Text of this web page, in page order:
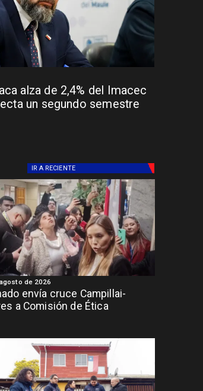
alza de 2,4% del Imacec
un segundo semestre
IR A RECIENTE
envía cruce Campillai-
a Comisión de Ética
de 2026